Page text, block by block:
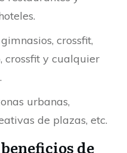
gimnasios, crossfit,
crossfit y cualquier
urbanas,
de plazas, etc.
de